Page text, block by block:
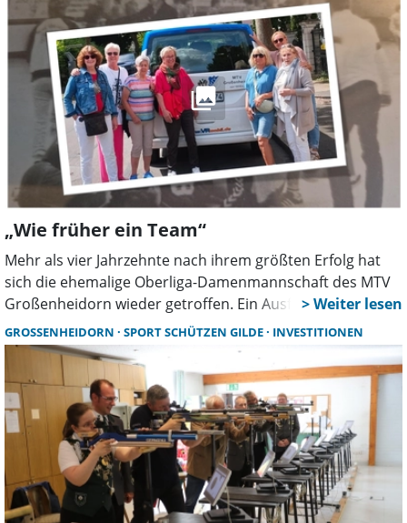
„Wie früher ein Team“
Mehr als vier Jahrzehnte nach ihrem größten Erfolg hat
sich die ehemalige Oberliga-Damenmannschaft des MTV
Großenheidorn wieder getroffen. Ein Ausflug nach Bad
Salzuflen wurde zur emotionellen Reise in die
Vergangenheit, mit viel Wiedersehensfreude und
Erinnerungen.
GROSSENHEIDORN SPORT SCHÜTZEN GILDE INVESTITIONEN